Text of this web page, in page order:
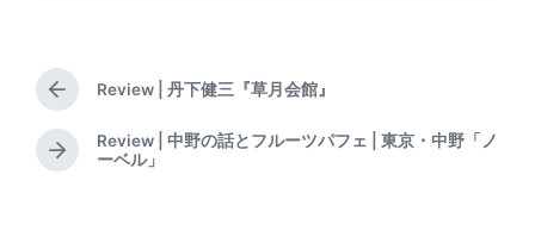
P
r
e
v
Review | 丹下健三『草月会館』
N
Review | 中野の話とフルーツパフェ | 東京・中野「ノ
ーベル」